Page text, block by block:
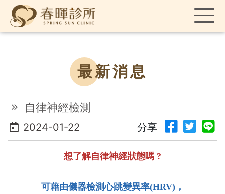
最新消息
自律神經檢測
2024-01-22 分享
想了解自律神經狀態嗎 ?
可藉由儀器檢測心跳變異率(HRV)，